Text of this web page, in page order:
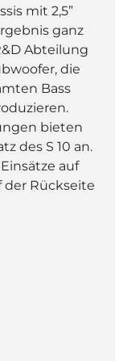
mit 2,5”
ganz
Abteilung
die
Bass
bieten
des S 10 an.
auf
der Rückseite